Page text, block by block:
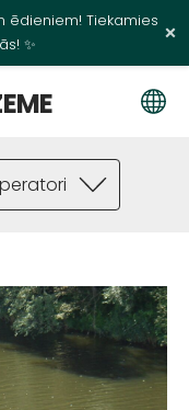
ēdieniem! Tiekamies
✨
×